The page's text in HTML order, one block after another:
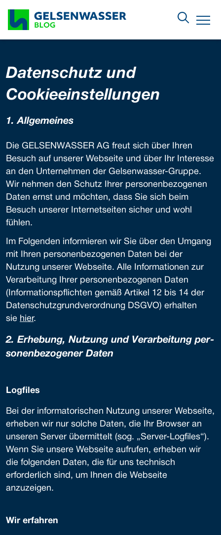
Datenschutz und
Cookieeinstellungen
1. All­ge­meines
Die GELSENWASSER AG freut sich über Ihren
Besuch auf unserer Webseite und über Ihr Interesse
an den Unternehmen der Gelsenwasser-Gruppe.
Wir nehmen den Schutz Ihrer personenbezogenen
Daten ernst und möchten, dass Sie sich beim
Besuch unserer Internetseiten sicher und wohl
fühlen.
Im Folgenden informieren wir Sie über den Umgang
mit Ihren personenbezogenen Daten bei der
Nutzung unserer Webseite. Alle Informationen zur
Verarbeitung Ihrer personenbezogenen Daten
(Informationspflichten gemäß Artikel 12 bis 14 der
Datenschutzgrundverordnung DSGVO) erhalten
sie hier.
2. Er­hebung, Nutzung und Ver­ar­beitung per­
so­nen­be­zogener Daten
Logfiles
Bei der informatorischen Nutzung unserer Webseite,
erheben wir nur solche Daten, die Ihr Browser an
unseren Server übermittelt (sog. „Server-Logfiles“).
Wenn Sie unsere Webseite aufrufen, erheben wir
die folgenden Daten, die für uns technisch
erforderlich sind, um Ihnen die Webseite
anzuzeigen.
Wir erfahren